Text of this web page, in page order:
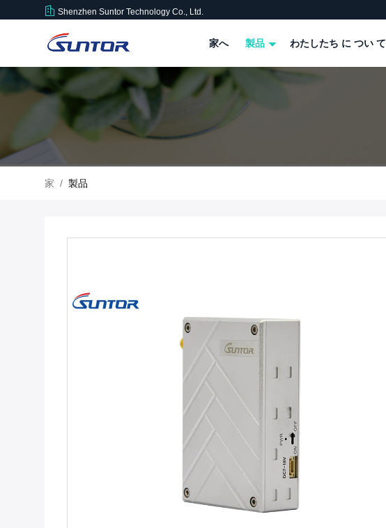
Shenzhen Suntor Technology Co., Ltd.
家へ 製品 わたしたち に つい て
家 / 製品